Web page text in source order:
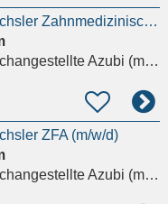
Ausbildung / Azubiwechsler Zahnmedizinische Fachangestellte / ZFA (m/w/d)
Zahnmedizinische Fachangestellte Azubi (m/w/d)
ZFA (m/w/d)
Zahnmedizinische Fachangestellte Azubi (m/w/d)